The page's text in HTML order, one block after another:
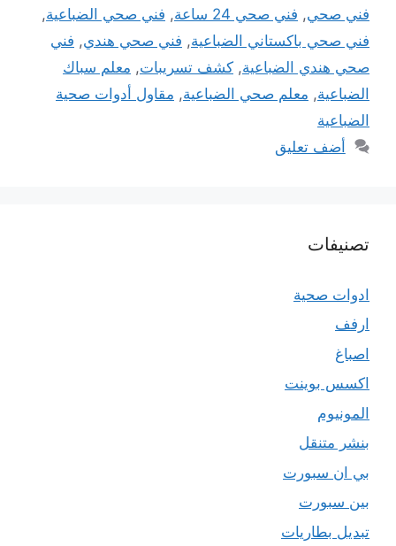
فني صحي, فني صحي 24 ساعة , فني صحي الضباعية,
فني صحي باكستاني الضباعية, فني صحي هندي, فني
صحي هندي الضباعية, كشف تسريبات, معلم سباك
الضباعية, معلم صحي الضباعية, مقاول أدوات صحية
الضباعية
أضف تعليق
تصنيفات
ادوات صحية
ارفف
اصباغ
اكسس بوينت
المونيوم
بنشر متنقل
بي ان سبورت
بين سبورت
تبديل بطاريات